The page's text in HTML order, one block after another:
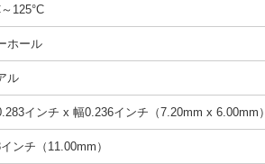
125°C
ホール
ル
インチ x 幅0.236インチ（7.20mm x 6.00mm）
ンチ（11.00mm）